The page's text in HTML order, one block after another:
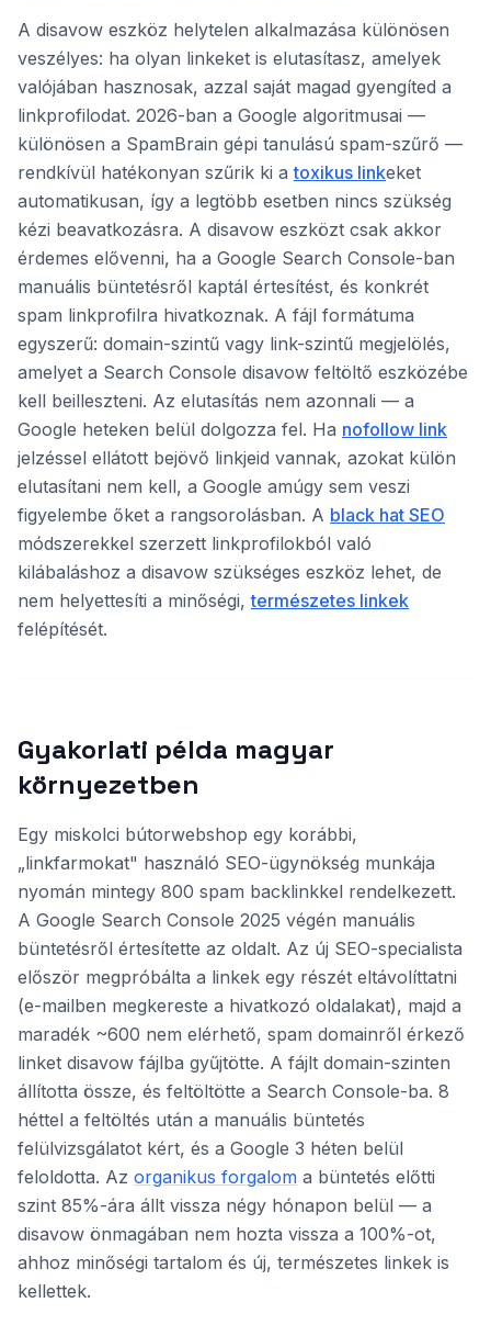
A disavow eszköz helytelen alkalmazása különösen
veszélyes: ha olyan linkeket is elutasítasz, amelyek
valójában hasznosak, azzal saját magad gyengíted a
linkprofilodat. 2026-ban a Google algoritmusai —
különösen a SpamBrain gépi tanulású spam-szűrő —
rendkívül hatékonyan szűrik ki atoxikus linkeket
automatikusan, így a legtöbb esetben nincs szükség
kézi beavatkozásra. A disavow eszközt csak akkor
érdemes elővenni, ha a Google Search Console-ban
manuális büntetésről kaptál értesítést, és konkrét
spam linkprofilra hivatkoznak. A fájl formátuma
egyszerű: domain-szintű vagy link-szintű megjelölés,
amelyet a Search Console disavow feltöltő eszközébe
kell beilleszteni. Az elutasítás nem azonnali — a
Google heteken belül dolgozza fel. Ha nofollow link
jelzéssel ellátott bejövő linkjeid vannak, azokat külön
elutasítani nem kell, a Google amúgy sem veszi
figyelembe őket a rangsorolásban. A black hat SEO
módszerekkel szerzett linkprofilokból való
kilábaláshoz a disavow szükséges eszköz lehet, de
nem helyettesíti a minőségi,természetes linkek
felépítését.
Gyakorlati példa magyar
környezetben
Egy miskolci bútorwebshop egy korábbi,
„linkfarmokat" használó SEO-ügynökség munkája
nyomán mintegy 800 spam backlinkkel rendelkezett.
A Google Search Console 2025 végén manuális
büntetésről értesítette az oldalt. Az új SEO-specialista
először megpróbálta a linkek egy részét eltávolíttatni
(e-mailben megkereste a hivatkozó oldalakat), majd a
maradék ~600 nem elérhető, spam domainről érkező
linket disavow fájlba gyűjtötte. A fájlt domain-szinten
állította össze, és feltöltötte a Search Console-ba. 8
héttel a feltöltés után a manuális büntetés
felülvizsgálatot kért, és a Google 3 héten belül
feloldotta. Az organikus forgalom a büntetés előtti
szint 85%-ára állt vissza négy hónapon belül — a
disavow önmagában nem hozta vissza a 100%-ot,
ahhoz minőségi tartalom és új, természetes linkek is
kellettek.